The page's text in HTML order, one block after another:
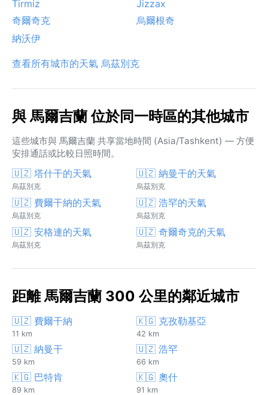
Tirmiz
Jizzax
奇爾奇克
烏爾根奇
納沃伊
查看所有城市的天氣 烏茲別克
與 馬爾吉蘭 位於同一時區的其他城市
這些城市與 馬爾吉蘭 共享當地時間 (Asia/Tashkent) — 方便
安排通話或比較日照時間。
🇺🇿 塔什干的天氣
烏茲別克
🇺🇿 納曼干的天氣
烏茲別克
🇺🇿 費爾干納的天氣
烏茲別克
🇺🇿 浩罕的天氣
烏茲別克
🇺🇿 安格連的天氣
烏茲別克
🇺🇿 奇爾奇克的天氣
烏茲別克
距離 馬爾吉蘭 300 公里的鄰近城市
🇺🇿 費爾干納
11 km
🇰🇬 克孜勒基亞
42 km
🇺🇿 納曼干
59 km
🇺🇿 浩罕
66 km
🇰🇬 巴特肯
89 km
🇰🇬 奧什
91 km